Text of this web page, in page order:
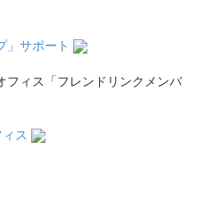
」サポート
フィス「フレンドリンクメンバ
ス